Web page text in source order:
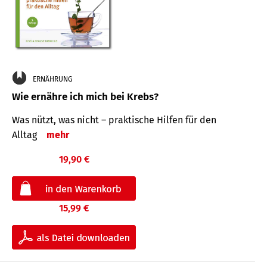
ERNÄHRUNG
Wie ernähre ich mich bei Krebs?
Was nützt, was nicht – praktische Hilfen für den
Alltag
mehr
19,90 €
15,99 €